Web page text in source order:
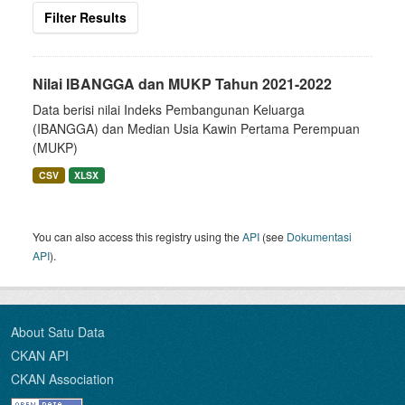
Filter Results
Nilai IBANGGA dan MUKP Tahun 2021-2022
Data berisi nilai Indeks Pembangunan Keluarga
(IBANGGA) dan Median Usia Kawin Pertama Perempuan
(MUKP)
CSV XLSX
You can also access this registry using theAPI (see Dokumentasi
API).
About Satu Data
CKAN API
CKAN Association